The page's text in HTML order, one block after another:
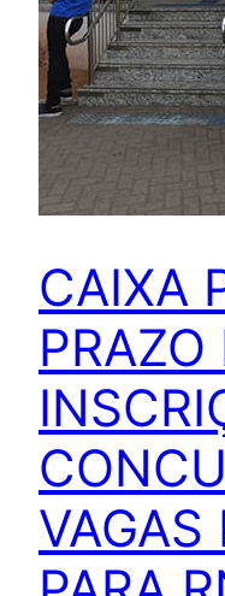
CAIXA
PRAZO
VAGAS